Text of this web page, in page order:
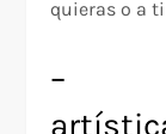
quieras o a
–